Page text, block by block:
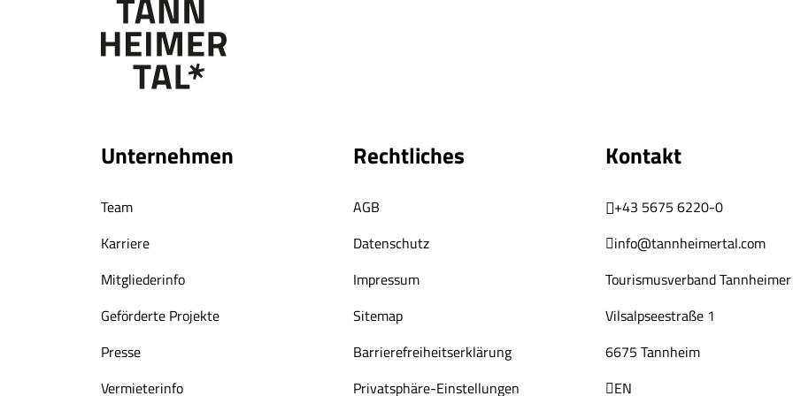
Unternehmen
Team
Karriere
Mitgliederinfo
Geförderte Projekte
Presse
Vermieterinfo
Rechtliches
AGB
Datenschutz
Impressum
Sitemap
Barrierefreiheitserklärung
Privatsphäre-Einstellungen
Kontakt
+43 5675 6220-0
info@tannheimertal.com
Tourismusverband
Vilsalpseestraße 1
6675 Tannheim
EN